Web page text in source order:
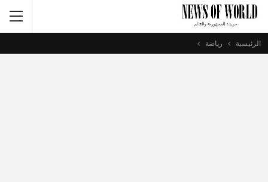
الرئيسية رياضة